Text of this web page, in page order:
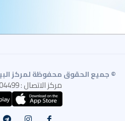
© جميع الحقوق محفوظة لمركز البيان
مركز الاتصال : 9647818004499+